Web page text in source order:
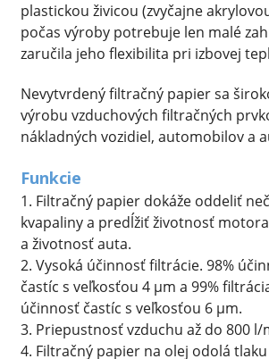
plastickou živicou (zvyčajne
počas výroby potrebuje len malé
zaručila jeho flexibilita pri izbovej
Nevytvrdený filtračný papier sa
výrobu vzduchových filtračných
nákladných vozidiel, automobilov a
Funkcie
1. Filtračný papier dokáže oddeliť
kvapaliny a predĺžiť životnosť motora
a životnosť auta.
2. Vysoká účinnosť filtrácie. 98%
častíc s veľkosťou 4 µm a 99%
účinnosť častíc s veľkosťou 6 μm.
3. Priepustnosť vzduchu až do 800 l/
4. Filtračný papier na olej odolá tlaku